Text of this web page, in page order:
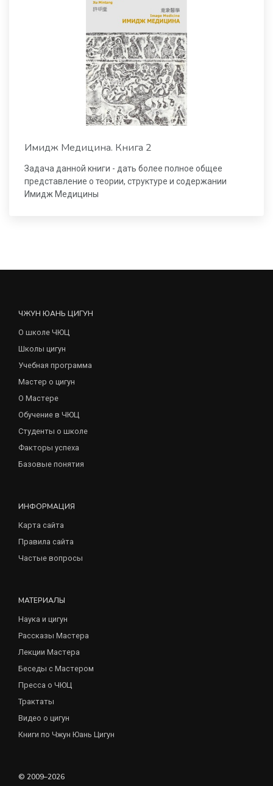
Имидж Медицина. Книга 2
Задача данной книги - дать более полное общее
представление о теории, структуре и содержании
Имидж Медицины
ЧЖУН ЮАНЬ ЦИГУН
О школе ЧЮЦ
Школы цигун
Учебная программа
Мастер о цигун
О Мастере
Обучение в ЧЮЦ
Студенты о школе
Факторы успеха
Базовые понятия
ИНФОРМАЦИЯ
Карта сайта
Правила сайта
Частые вопросы
МАТЕРИАЛЫ
Наука и цигун
Рассказы Мастера
Лекции Мастера
Беседы с Мастером
Пресса о ЧЮЦ
Трактаты
Видео о цигун
Книги по Чжун Юань Цигун
© 2009–2026